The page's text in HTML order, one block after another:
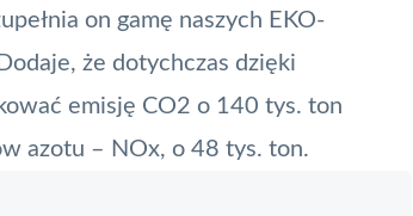
on gamę naszych EKO-
że dotychczas dzięki
emisję CO2 o 140 tys. ton
azotu – NOx, o 48 tys. ton.